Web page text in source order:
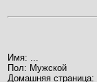
Имя: ...
Пол: Мужской
Домашняя страница: